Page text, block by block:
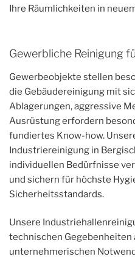
Ihre Räumlichkeiten in
Gewerbliche Reinigung
Gewerbeobjekte stellen
die Gebäudereinigung mit
Ablagerungen, aggressive
Ausrüstung erfordern
fundiertes Know-how.
Industriereinigung in
individuellen Bedürfnisse
und sichern für höchste
Sicherheitsstandards.
Unsere
technischen Gegebenheiten
unternehmerischen